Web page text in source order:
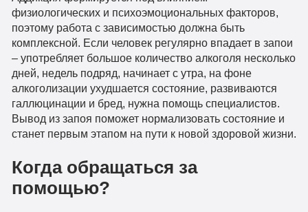
физиологических и психоэмоциональных факторов,
поэтому работа с зависимостью должна быть
комплексной. Если человек регулярно впадает в запои
– употребляет большое количество алкоголя несколько
дней, недель подряд, начинает с утра, на фоне
алкоголизации ухудшается состояние, развиваются
галлюцинации и бред, нужна помощь специалистов.
Вывод из запоя поможет нормализовать состояние и
станет первым этапом на пути к новой здоровой жизни.
Когда обращаться за
помощью?